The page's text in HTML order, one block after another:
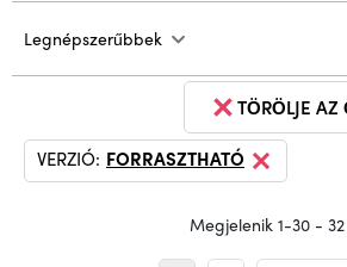
Legnépszerűbbek
TÖRÖLJE AZ
VERZIÓ: FORRASZTHATÓ
Megjelenik 1-30 - 32